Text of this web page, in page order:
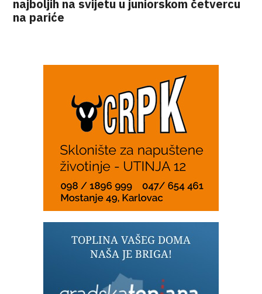
najboljih na svijetu u juniorskom četvercu
na pariće